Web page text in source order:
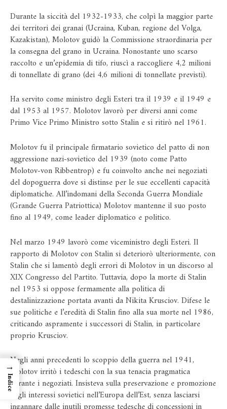
Durante la siccità del 1932-1933, che colpì la maggior parte
dei territori dei granai (Ucraina, Kuban, regione del Volga,
Kazakistan), Molotov guidò la Commissione straordinaria per
la consegna del grano in Ucraina. Nonostante uno scarso
raccolto e un’epidemia di tifo, riuscì a raccogliere 4,2 milioni
di tonnellate di grano (dei 4,6 milioni di tonnellate previsti).
Ha servito come ministro degli Esteri tra il 1939 e il 1949 e
dal 1953 al 1957. Molotov lavorò per diversi anni come
Primo Vice Primo Ministro sotto Stalin e si ritirò nel 1961.
Molotov fu il principale firmatario sovietico del patto di non
aggressione nazi-sovietico del 1939 (noto come Patto
Molotov-von Ribbentrop) e fu coinvolto anche nei negoziati
del dopoguerra dove si distinse per le sue eccellenti capacità
diplomatiche. All’indomani della Seconda Guerra Mondiale
(Grande Guerra Patriottica) Molotov mantenne il suo posto
fino al 1949, come leader diplomatico e politico.
Nel marzo 1949 lavorò come viceministro degli Esteri. Il
rapporto di Molotov con Stalin si deteriorò ulteriormente, con
Stalin che si lamentò degli errori di Molotov in un discorso al
XIX Congresso del Partito. Tuttavia, dopo la morte di Stalin
nel 1953 si oppose fermamente alla politica di
destalinizzazione portata avanti da Nikita Krusciov. Difese le
sue politiche e l’eredità di Stalin fino alla sua morte nel 1986,
criticando aspramente i successori di Stalin, in particolare
proprio Krusciov.
Negli anni precedenti lo scoppio della guerra nel 1941,
Molotov irritò i tedeschi con la sua tenacia pragmatica
durante i negoziati. Insisteva sulla preservazione e promozione
degli interessi sovietici nell’Europa dell’Est, senza lasciarsi
→
Indice